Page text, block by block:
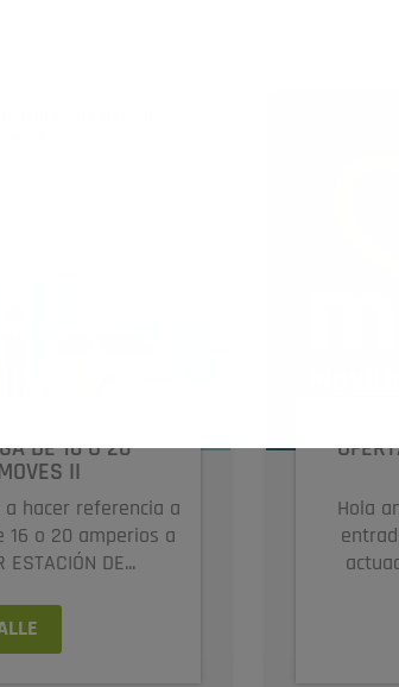
DE 16 O 20
II
a hacer referencia a
16 o 20 amperios a
DE...
Hola